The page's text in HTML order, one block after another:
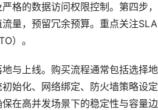
严格的数据访问权限控制。第四步
量，预留冗余预算。重点关注
）。
地与上线。购买流程通常包括选择
始化、网络绑定、防火墙策略设
在高并发场景下的稳定性与容量